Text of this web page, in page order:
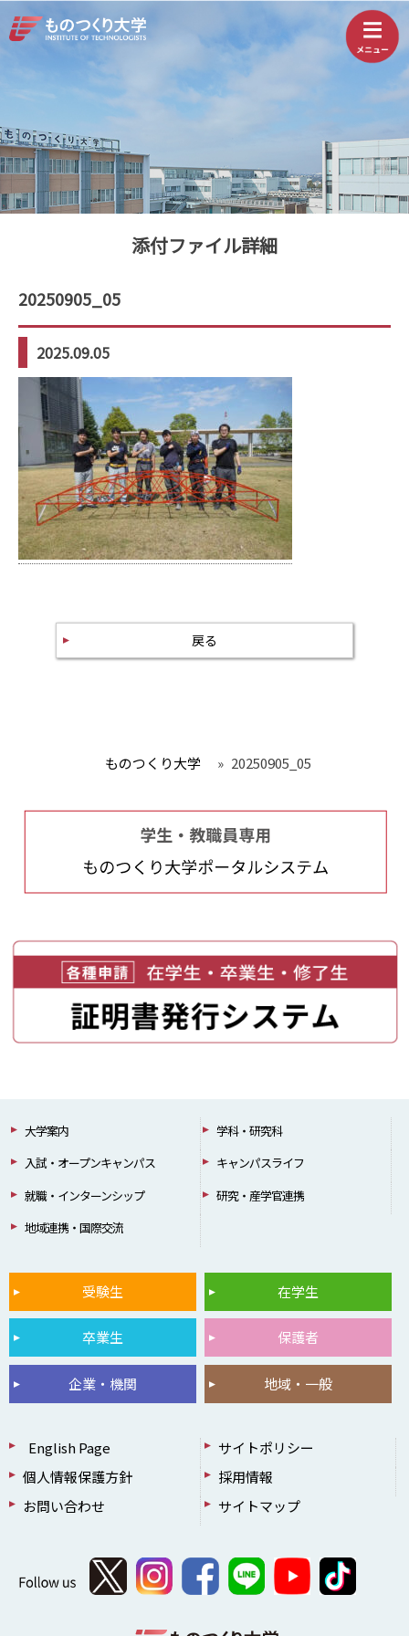
添付ファイル詳細
20250905_05
2025.09.05
戻る
ものつくり大学 » 20250905_05
大学案内
学科・研究科
入試・オープンキャンパス
キャンパスライフ
就職・インターンシップ
研究・産学官連携
地域連携・国際交流
受験生 在学生
卒業生 保護者
企業・機関 地域・一般
English Page
サイトポリシー
個人情報保護方針
採用情報
お問い合わせ
サイトマップ